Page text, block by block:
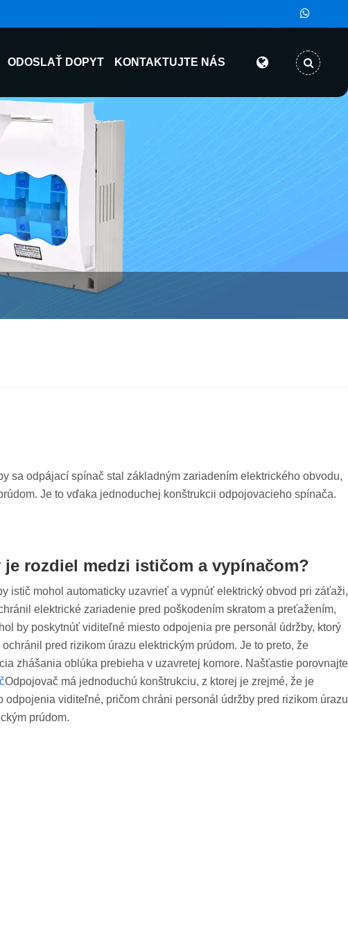
ODOSLAŤ DOPYT KONTAKTUJTE NÁS
sa odpájací spínač stal základným zariadením elektrického obvodu,
Je to vďaka jednoduchej konštrukcii odpojovacieho spínača.
je rozdiel medzi ističom a vypínačom?
istič mohol automaticky uzavrieť a vypnúť elektrický obvod pri záťaži,
elektrické zariadenie pred poškodením skratom a preťažením,
by poskytnúť viditeľné miesto odpojenia pre personál údržby, ktorý
ochránil pred rizikom úrazu elektrickým prúdom. Je to preto, že
zhášania oblúka prebieha v uzavretej komore. Našťastie porovnajte
Odpojovač má jednoduchú konštrukciu, z ktorej je zrejmé, že je
odpojenia viditeľné, pričom chráni personál údržby pred rizikom úrazu
prúdom.